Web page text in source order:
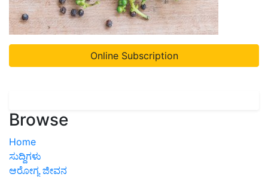
Online Subscription
Browse
Home
ಸುದ್ದಿಗಳು
ಆರೋಗ್ಯ ಜೀವನ